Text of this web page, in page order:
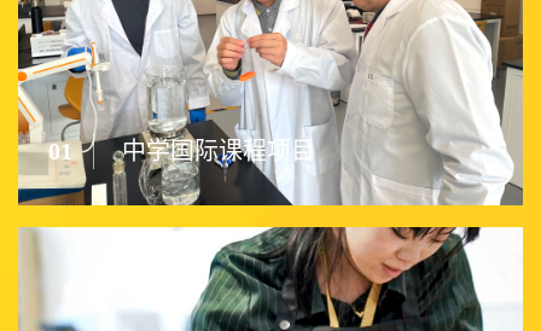
01 中学国际课程项目